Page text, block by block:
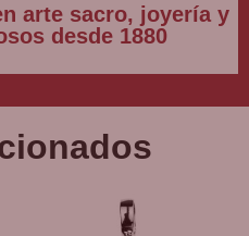
arte sacro, joyería y
desde 1880